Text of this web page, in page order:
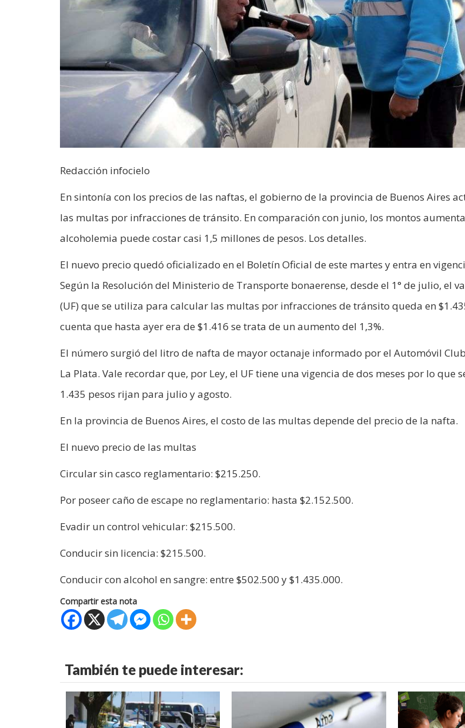
Redacción infocielo
En sintonía con los precios de las naftas, el gobierno de la provincia de Buenos Aires
las multas por infracciones de tránsito. En comparación con junio, los montos
alcoholemia puede costar casi 1,5 millones de pesos. Los detalles.
El nuevo precio quedó oficializado en el Boletín Oficial de este martes y entra en
Según la Resolución del Ministerio de Transporte bonaerense, desde el 1° de julio, el
(UF) que se utiliza para calcular las multas por infracciones de tránsito queda en
cuenta que hasta ayer era de $1.416 se trata de un aumento del 1,3%.
El número surgió del litro de nafta de mayor octanaje informado por el Automóvil
La Plata. Vale recordar que, por Ley, el UF tiene una vigencia de dos meses por lo que
1.435 pesos rijan para julio y agosto.
En la provincia de Buenos Aires, el costo de las multas depende del precio de la nafta.
El nuevo precio de las multas
Circular sin casco reglamentario: $215.250.
Por poseer caño de escape no reglamentario: hasta $2.152.500.
Evadir un control vehicular: $215.500.
Conducir sin licencia: $215.500.
Conducir con alcohol en sangre: entre $502.500 y $1.435.000.
Compartir esta nota
También te puede interesar: